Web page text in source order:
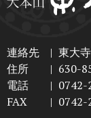
連絡先 | 東大
住所
| 630-
電話
| 0742-
FAX
| 0742-